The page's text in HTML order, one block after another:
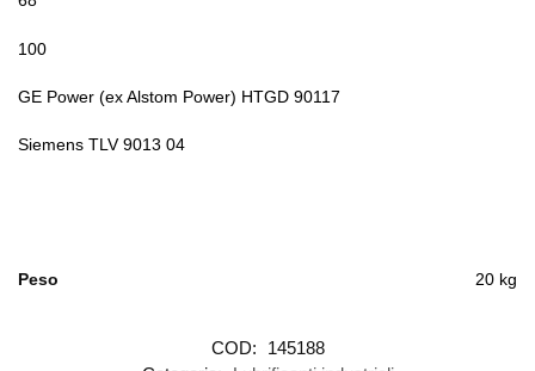
100
GE Power (ex Alstom Power) HTGD 90117
Siemens TLV 9013 04
Peso 20 kg
COD:
145188